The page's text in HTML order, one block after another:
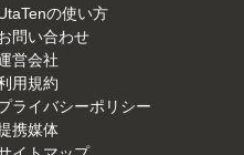
の使い方
問い合わせ
営会社
用規約
ライバシーポリシー
携媒体